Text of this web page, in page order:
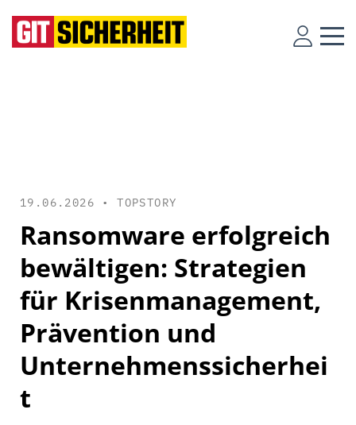
19.06.2026 •TOPSTORY
Ransomware erfolgreich
bewältigen: Strategien
für Krisenmanagement,
Prävention und
Unternehmenssicherhei
t